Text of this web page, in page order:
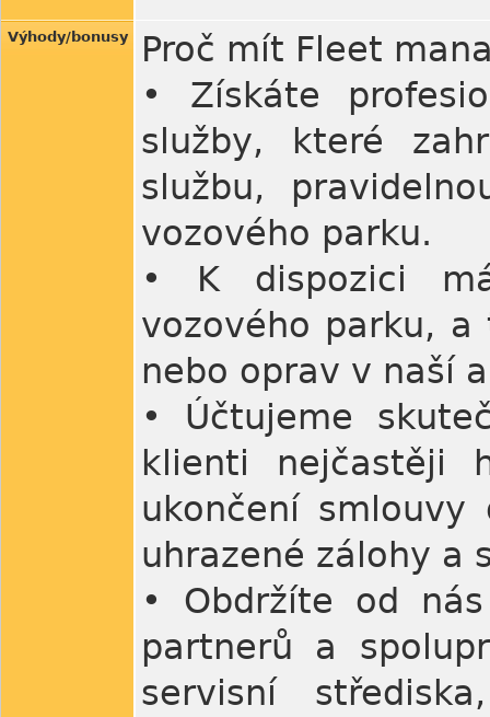
Výhody/bonusy
Proč mít Fleet
• Získáte
služby, které
službu,
vozového parku.
• K dispozici
vozového parku,
nebo oprav v naší
• Účtujeme
klienti nejčastěji
ukončení
uhrazené zálohy a
• Obdržíte od
partnerů a
servisní